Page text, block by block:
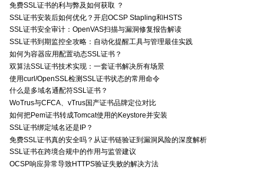
免费SSL证书的利与弊及如何获取 ？
SSL证书安装后如何优化？开启OCSP Stapling和HSTS
SSL证书安全审计：OpenVAS扫描与漏洞修复报告解读
SSL证书到期监控全攻略：自动化提醒工具与管理最佳实践
如何为容器应用配置动态SSL证书？
双算法SSL证书技术实现：一套证书解决所有场景
使用curl/OpenSSL检测SSL证书状态的常用命令
什么是多域名通配符SSL证书？
WoTrus与CFCA、vTrus国产证书品牌定位对比
如何把Pem证书转成Tomcat使用的Keystore并安装
SSL证书绑定域名还是IP？
免费SSL证书真的安全吗？从证书链验证到漏洞风险的深度解析
SSL证书在跨境合规中的作用与监管建议
OCSP响应异常导致HTTPS验证失败的解决方法